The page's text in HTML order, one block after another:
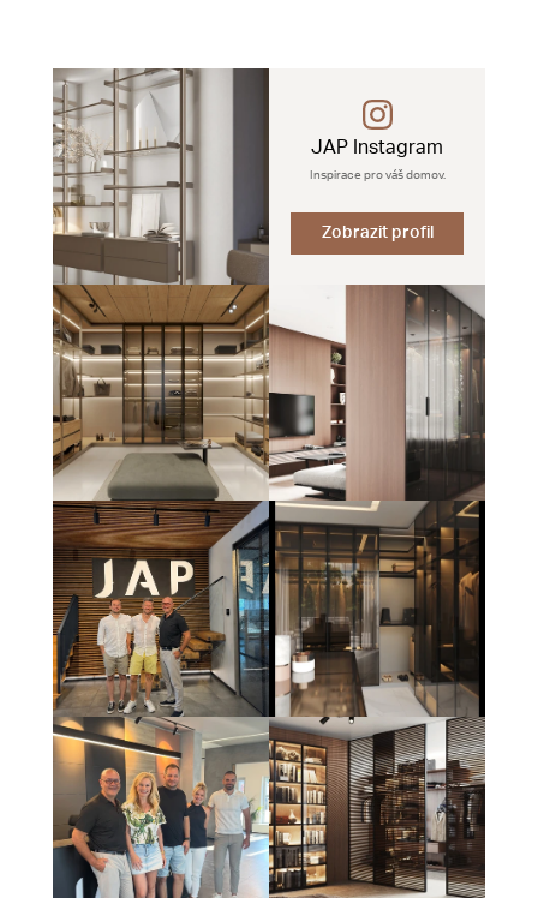
JAP Instagram
Inspirace pro váš domov.
Zobrazit profil